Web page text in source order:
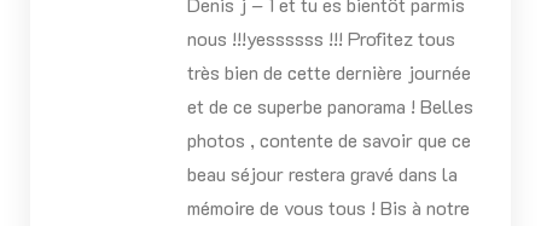
nous !!!yessssss !!! Profitez tous
très bien de cette dernière journée
et de ce superbe panorama ! Belles
photos , contente de savoir que ce
beau séjour restera gravé dans la
mémoire de vous tous ! Bis à notre